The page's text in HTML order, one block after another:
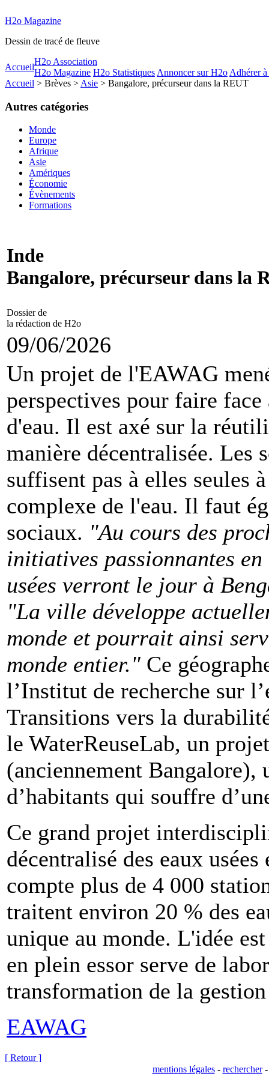
H2o Magazine
Dessin de tracé de fleuve
Accueil
H2o Association
H2o Magazine H2o Statistiques Annoncer sur H2o Adhérer
Accueil > Brèves > Asie > Bangalore, précurseur dans la REUT
Autres catégories
Monde
Europe
Afrique
Asie
Amériques
Économie
Évènements
Formations
Inde
Bangalore, précurseur dans la
Dossier de
la rédaction de H2o
09/06/2026
Un projet de l'EAWAG
perspectives pour faire face
d'eau. Il est axé sur la
manière décentralisée. Les
suffisent pas à elles seules
complexe de l'eau. Il faut
sociaux. "Au cours des
initiatives passionnantes
usées verront le jour à
"La ville développe
monde et pourrait ainsi
monde entier." Ce
l’Institut de recherche sur
Transitions vers la
le WaterReuseLab, un
(anciennement
d’habitants qui souffre
Ce grand projet
décentralisé des eaux
compte plus de 4 000
traitent environ 20 % des
unique au monde. L'idée
en plein essor serve de
transformation de la
EAWAG
[ Retour ]
mentions légales- rechercher